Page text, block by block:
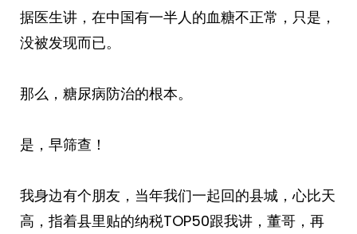
据医生讲，在中国有一半人的血糖不正常，只是，
没被发现而已。
那么，糖尿病防治的根本。
是，早筛查！
我身边有个朋友，当年我们一起回的县城，心比天
高，指着县里贴的纳税TOP50跟我讲，董哥，再